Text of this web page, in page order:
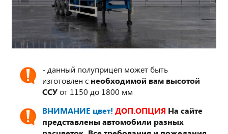
- данный полуприцеп может быть
изготовлен с необходимой вам высотой
ССУот 1150 до 1800 мм
ВНИМАНИЕ цвет! ДОП.ОПЦИЯ На сайте
представлены автомобили разных